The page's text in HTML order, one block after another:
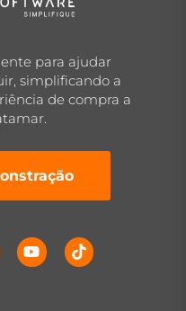
para ajudar
simplificando a
de compra a